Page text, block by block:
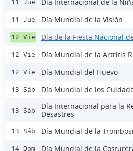
11 Jue Día Internacional de la
11 Jue Día Mundial de la Visión
12 Vie Día de la Fiesta Nacional
12 Vie Día Mundial de la Artritis
12 Vie Día Mundial del Huevo
13 Sáb Día Mundial de los
13 Sáb
Día Internacional para la
Desastres
13 Sáb Día Mundial de la
14 Dom Día Mundial de la